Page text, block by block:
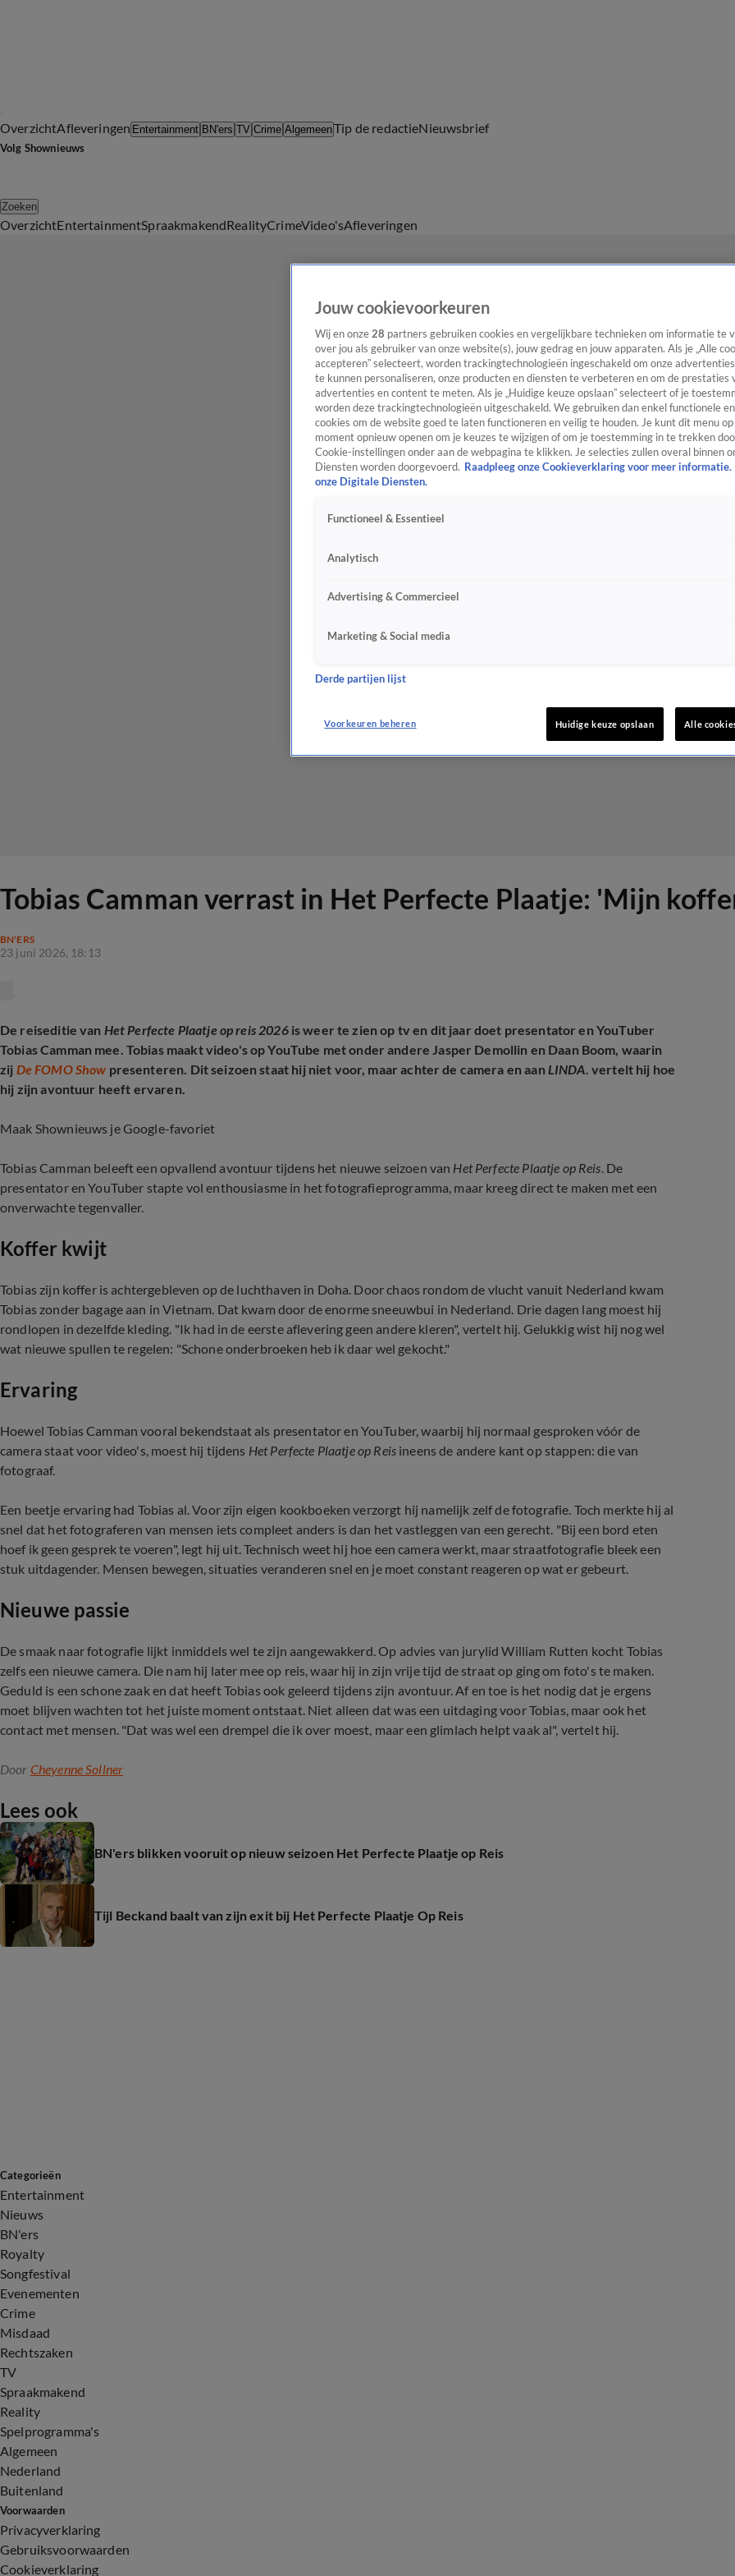
OverzichtAfleveringen Entertainment BN'ers TV Crime AlgemeenTip de redactieNieuwsbrief
Volg Shownieuws
Zoeken
OverzichtEntertainmentSpraakmakendRealityCrimeVideo'sAfleveringen
Tobias Camman verrast in Het Perfecte Plaatje: 'Mijn
BN'ERS
23 juni 2026, 18:13
De reiseditie van Het Perfecte Plaatje op reis 2026 is weer te zien op tv en dit jaar doet presentator en YouTuber
Tobias Camman mee. Tobias maakt video's op YouTube met onder andere Jasper Demollin en Daan Boom, waarin
zij De FOMO Show presenteren. Dit seizoen staat hij niet voor, maar achter de camera en aan LINDA. vertelt hij hoe
hij zijn avontuur heeft ervaren.
Maak Shownieuws je Google-favoriet
Tobias Camman beleeft een opvallend avontuur tijdens het nieuwe seizoen van Het Perfecte Plaatje op Reis. De
presentator en YouTuber stapte vol enthousiasme in het fotografieprogramma, maar kreeg direct te maken met een
onverwachte tegenvaller.
Koffer kwijt
Tobias zijn koffer is achtergebleven op de luchthaven in Doha. Door chaos rondom de vlucht vanuit Nederland kwam
Tobias zonder bagage aan in Vietnam. Dat kwam door de enorme sneeuwbui in Nederland. Drie dagen lang moest hij
rondlopen in dezelfde kleding. "Ik had in de eerste aflevering geen andere kleren", vertelt hij. Gelukkig wist hij nog wel
wat nieuwe spullen te regelen: "Schone onderbroeken heb ik daar wel gekocht."
Ervaring
Hoewel Tobias Camman vooral bekendstaat als presentator en YouTuber, waarbij hij normaal gesproken vóór de
camera staat voor video's, moest hij tijdens Het Perfecte Plaatje op Reisineens de andere kant op stappen: die van
fotograaf.
Een beetje ervaring had Tobias al. Voor zijn eigen kookboeken verzorgt hij namelijk zelf de fotografie. Toch merkte hij al
snel dat het fotograferen van mensen iets compleet anders is dan het vastleggen van een gerecht. "Bij een bord eten
hoef ik geen gesprek te voeren", legt hij uit. Technisch weet hij hoe een camera werkt, maar straatfotografie bleek een
stuk uitdagender. Mensen bewegen, situaties veranderen snel en je moet constant reageren op wat er gebeurt.
Nieuwe passie
De smaak naar fotografie lijkt inmiddels wel te zijn aangewakkerd. Op advies van jurylid William Rutten kocht Tobias
zelfs een nieuwe camera. Die nam hij later mee op reis, waar hij in zijn vrije tijd de straat op ging om foto's te maken.
Geduld is een schone zaak en dat heeft Tobias ook geleerd tijdens zijn avontuur. Af en toe is het nodig dat je ergens
moet blijven wachten tot het juiste moment ontstaat. Niet alleen dat was een uitdaging voor Tobias, maar ook het
contact met mensen. "Dat was wel een drempel die ik over moest, maar een glimlach helpt vaak al", vertelt hij.
Door Cheyenne Sollner
Lees ook
BN'ers blikken vooruit op nieuw seizoen Het Perfecte Plaatje op Reis
Tijl Beckand baalt van zijn exit bij Het Perfecte Plaatje Op Reis
Categorieën
Entertainment
Nieuws
BN'ers
Royalty
Songfestival
Evenementen
Crime
Misdaad
Rechtszaken
TV
Spraakmakend
Reality
Spelprogramma's
Algemeen
Nederland
Buitenland
Voorwaarden
Privacyverklaring
Gebruiksvoorwaarden
Cookieverklaring
Jouw cookievoorkeuren
Wij en onze 28 partners gebruiken cookies en vergelijkbare technieken om informatie te
over jou als gebruiker van onze website(s), jouw gedrag en jouw apparaten. Als je „Alle
accepteren” selecteert, worden trackingtechnologieën ingeschakeld om onze
te kunnen personaliseren, onze producten en diensten te verbeteren en om de prestaties
advertenties en content te meten. Als je „Huidige keuze opslaan” selecteert of je
worden deze trackingtechnologieën uitgeschakeld. We gebruiken dan enkel functionele
cookies om de website goed te laten functioneren en veilig te houden. Je kunt dit menu
moment opnieuw openen om je keuzes te wijzigen of om je toestemming in te trekken
Cookie-instellingen onder aan de webpagina te klikken. Je selecties zullen overal binnen
Diensten worden doorgevoerd. Raadpleeg onze Cookieverklaring voor meer informatie.
onze Digitale Diensten.
Functioneel & Essentieel
Analytisch
Advertising & Commercieel
Marketing & Social media
Derde partijen lijst
Voorkeuren beheren Huidige keuze opslaan Alle